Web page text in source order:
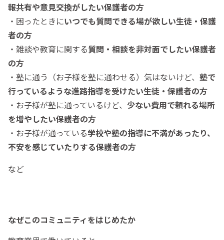
報共有や意見交換がしたい保護者の方
・困ったときにいつでも質問できる場が欲しい生徒・保護
者の方
・雑談や教育に関する質問・相談を非対面でしたい保護者
の方
・塾に通う（お子様を塾に通わせる）気はないけど、 塾で
行っているような進路指導を受けたい生徒・保護者の方
・お子様が塾に通っているけど、 少ない費用で頼れる場所
を増やしたい保護者の方
・お子様が通っている学校や塾の指導に不満があったり、
不安を感じていたりする保護者の方
など
なぜこのコミュニティをはじめたか